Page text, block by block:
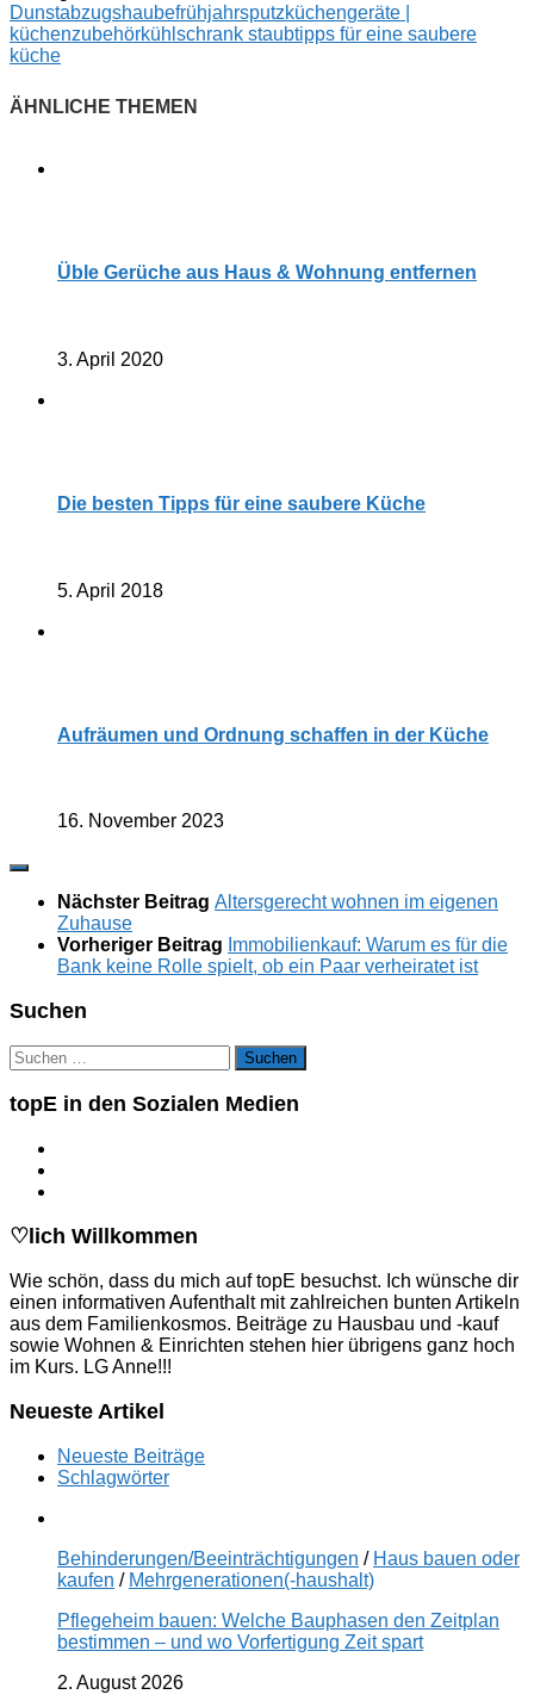
Dunstabzugshaubefrühjahrsputzküchengeräte |
küchenzubehörkühlschrank staubtipps für eine saubere
küche
Üble Gerüche aus Haus & Wohnung entfernen
3. April 2020
Die besten Tipps für eine saubere Küche
5. April 2018
Aufräumen und Ordnung schaffen in der Küche
16. November 2023
Nächster Beitrag Altersgerecht wohnen im eigenen
Zuhause
Vorheriger Beitrag Immobilienkauf: Warum es für die
Bank keine Rolle spielt, ob ein Paar verheiratet ist
Suchen
Suchen
nach:
topE in den Sozialen Medien
♡lich Willkommen
Wie schön, dass du mich auf topE besuchst. Ich wünsche dir
einen informativen Aufenthalt mit zahlreichen bunten Artikeln
aus dem Familienkosmos. Beiträge zu Hausbau und -kauf
sowie Wohnen & Einrichten stehen hier übrigens ganz hoch
im Kurs. LG Anne!!!
Neueste Artikel
Neueste Beiträge
Schlagwörter
Behinderungen/Beeinträchtigungen / Haus bauen oder
kaufen / Mehrgenerationen(-haushalt)
Pflegeheim bauen: Welche Bauphasen den Zeitplan
bestimmen – und wo Vorfertigung Zeit spart
2. August 2026